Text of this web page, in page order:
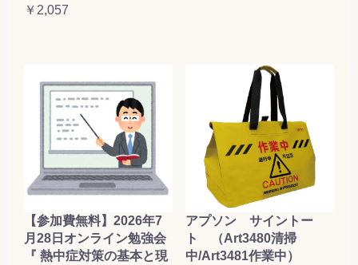
￥2,057
【参加費無料】2026年7
月28日オンライン勉強会
『 熱中症対策の基本と現
アプソン サイントー
ト （Art3480清掃
中/Art3481作業中）